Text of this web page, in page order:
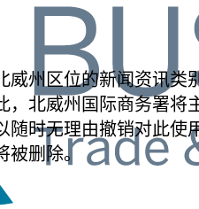
州区位的新闻资讯
北威州国际商务署
时无理由撤销对此
删除。